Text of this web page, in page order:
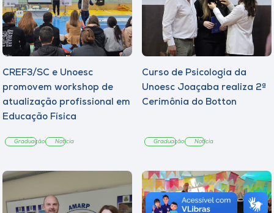
CREF3/SC e Unoesc
promovem workshop de
atualização profissional em
Educação Física
Graduação Notícia
Curso de Psicologia da
Unoesc Joaçaba realiza 2ª
Cerimônia do Botton
Graduação Notícia